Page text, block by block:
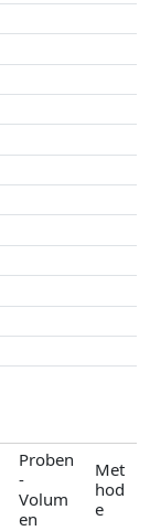
Proben
-
Volum
en
Met
hod
e